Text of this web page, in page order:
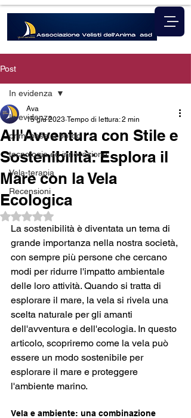
Post
In evidenza
primi passi a bordo
tecnologia ed innovazione
Vela-terapia
Recensioni
In evidenza
All'Avventura con Stile e
Sostenibilità: Esplora il
Mare con la Vela
Ecologica
Ava
15 giu 2023 Tempo di lettura: 2 min
Valutazione NaN stelle su 5.
La sostenibilità è diventata un tema di
grande importanza nella nostra società,
con sempre più persone che cercano
modi per ridurre l'impatto ambientale
delle loro attività. Quando si tratta di
esplorare il mare, la vela si rivela una
scelta naturale per gli amanti
dell'avventura e dell'ecologia. In questo
articolo, scopriremo come la vela può
essere un modo sostenibile per
esplorare il mare e proteggere
l'ambiente marino.
Vela e ambiente: una combinazione